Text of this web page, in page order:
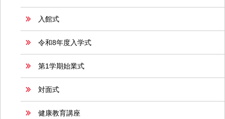
入館式
令和8年度入学式
第1学期始業式
対面式
健康教育講座